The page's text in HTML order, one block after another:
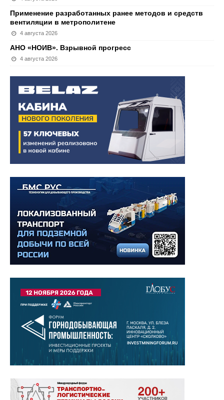
Применение разработанных ранее методов и средств
вентиляции в метрополитене
4 августа 2026
АНО «НОИВ». Взрывной прогресс
4 августа 2026